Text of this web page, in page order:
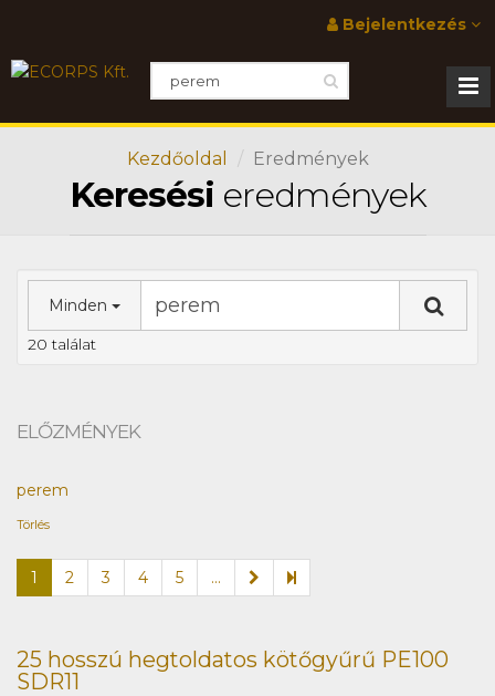
Bejelentkezés
Kezdőoldal Eredmények
Keresési eredmények
Minden
20 találat
ELŐZMÉNYEK
perem
Törlés
1 2 3 4 5 ...
25 hosszú hegtoldatos kötőgyűrű PE100
SDR11